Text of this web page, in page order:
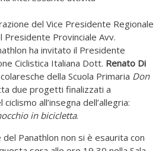
del Vice Presidente Regionale
Presidente Provinciale Avv.
ha invitato il Presidente
Ciclistica Italiana Dott. Renato Di
della Scuola Primaria Don
due progetti finalizzati a
all’insegna dell’allegria:
in bicicletta.
del Panathlon non si è esaurita con